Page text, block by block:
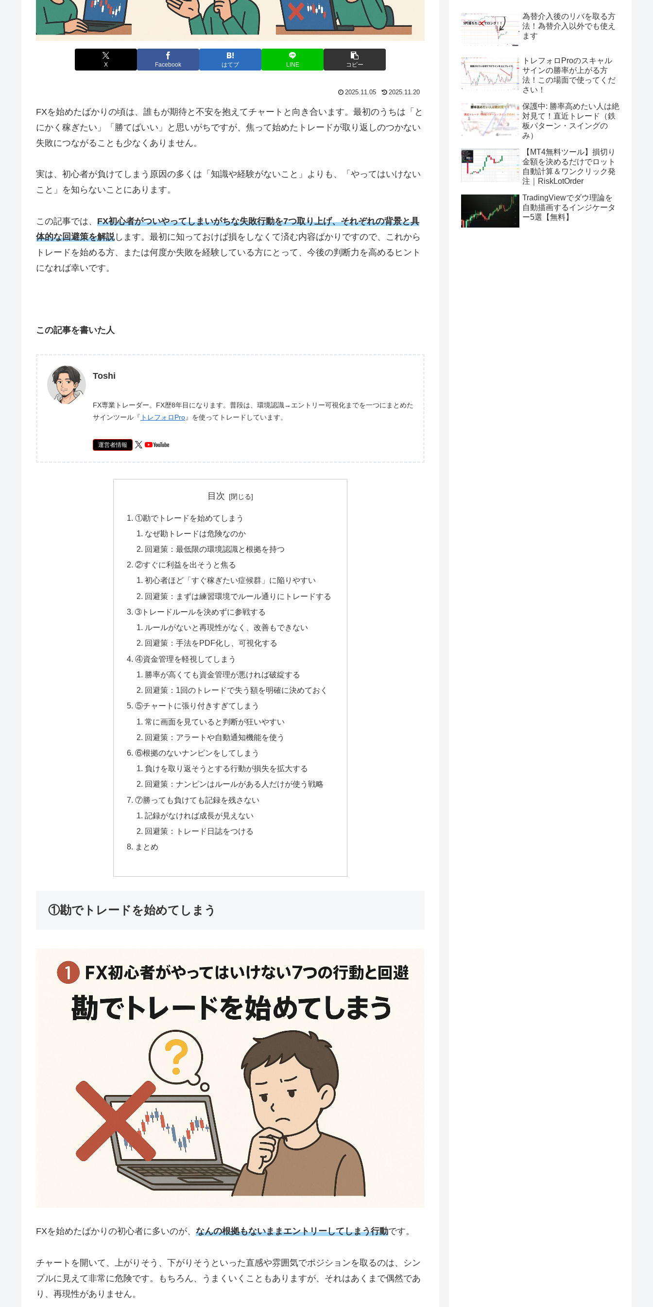
X Facebook はてブ LINE コピー
2025.11.05 2025.11.20
FXを始めたばかりの頃は、誰もが期待と不安を抱えてチャートと向き合います。最初のうちは「と
にかく稼ぎたい」「勝てばいい」と思いがちですが、焦って始めたトレードが取り返しのつかない
失敗につながることも少なくありません。
実は、初心者が負けてしまう原因の多くは「知識や経験がないこと」よりも、「やってはいけない
こと」を知らないことにあります。
この記事では、 FX初心者がついやってしまいがちな失敗行動を7つ取り上げ、それぞれの背景と具
体的な回避策を解説します。最初に知っておけば損をしなくて済む内容ばかりですので、これから
トレードを始める方、または何度か失敗を経験している方にとって、今後の判断力を高めるヒント
になれば幸いです。
この記事を書いた人
Toshi
FX専業トレーダー。FX歴8年目になります。普段は、環境認識→エントリー可視化までを一つにまとめた
サインツール『 トレフォロPro』を使ってトレードしています。
運営者情報
目次
①勘でトレードを始めてしまう
なぜ勘トレードは危険なのか
回避策：最低限の環境認識と根拠を持つ
②すぐに利益を出そうと焦る
初心者ほど「すぐ稼ぎたい症候群」に陥りやすい
回避策：まずは練習環境でルール通りにトレードする
➂トレードルールを決めずに参戦する
ルールがないと再現性がなく、改善もできない
回避策：手法をPDF化し、可視化する
④資金管理を軽視してしまう
勝率が高くても資金管理が悪ければ破綻する
回避策：1回のトレードで失う額を明確に決めておく
⑤チャートに張り付きすぎてしまう
常に画面を見ていると判断が狂いやすい
回避策：アラートや自動通知機能を使う
⑥根拠のないナンピンをしてしまう
負けを取り返そうとする行動が損失を拡大する
回避策：ナンピンはルールがある人だけが使う戦略
⑦勝っても負けても記録を残さない
記録がなければ成長が見えない
回避策：トレード日誌をつける
まとめ
①勘でトレードを始めてしまう
FXを始めたばかりの初心者に多いのが、 なんの根拠もないままエントリーしてしまう行動です。
チャートを開いて、上がりそう、下がりそうといった直感や雰囲気でポジションを取るのは、シン
プルに見えて非常に危険です。もちろん、うまくいくこともありますが、それはあくまで偶然であ
り、再現性がありません。
為替介入後のリバを取る方
法！為替介入以外でも使え
ます
トレフォロProのスキャル
サインの勝率が上がる方
法！この場面で使ってくだ
さい！
保護中: 勝率高めたい人は絶
対見て！直近トレード（鉄
板パターン・スイングの
み）
【MT4無料ツール】損切り
金額を決めるだけでロット
自動計算＆ワンクリック発
注｜RiskLotOrder
TradingViewでダウ理論を
自動描画するインジケータ
ー5選【無料】